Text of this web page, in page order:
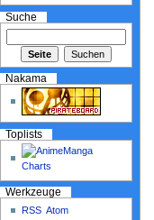
Suche
Nakama
Toplists
Werkzeuge
RSS Atom